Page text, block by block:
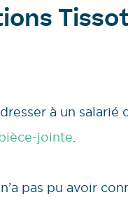
Tissot
à un salarié
jointe.
pas pu avoir